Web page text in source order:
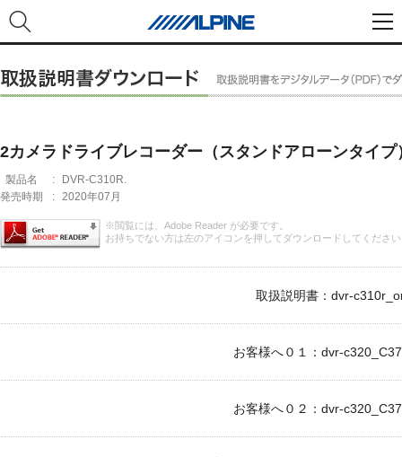
2カメラドライブレコーダー（スタンドアローンタイプ
製品名 :
DVR-C310R.
発売時期
: 2020年07月
※閲覧には、Adobe Reader が必要です。
お持ちでない方は左のアイコンを押してダウンロードしてくださ
取扱説明書：dvr-
お客様へ０１：dvr-
お客様へ０２：dvr-